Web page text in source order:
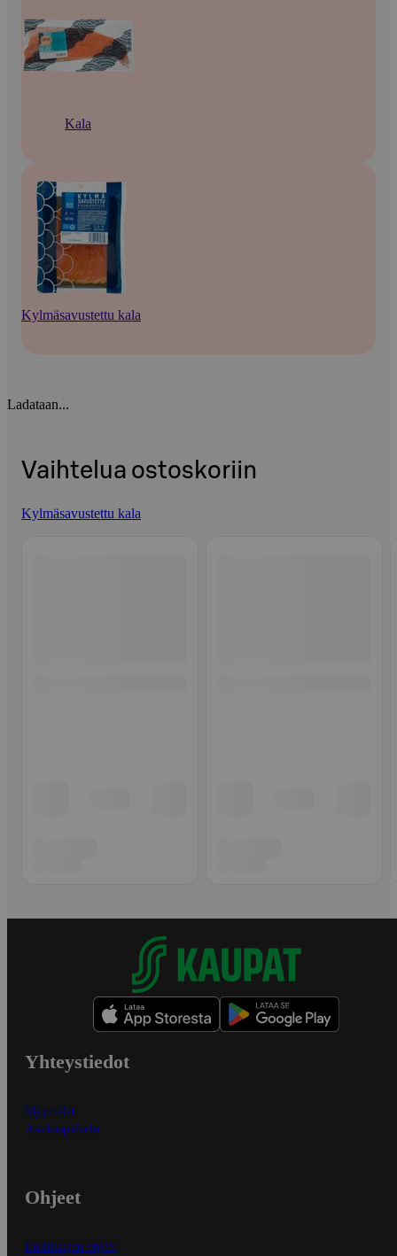
Kala
Kylmäsavustettu kala
Ladataan...
Vaihtelua ostoskoriin
Kylmäsavustettu kala
Yhteystiedot
Myymälät
Asiakaspalvelu
Ohjeet
Ensitilaajan ohjeet